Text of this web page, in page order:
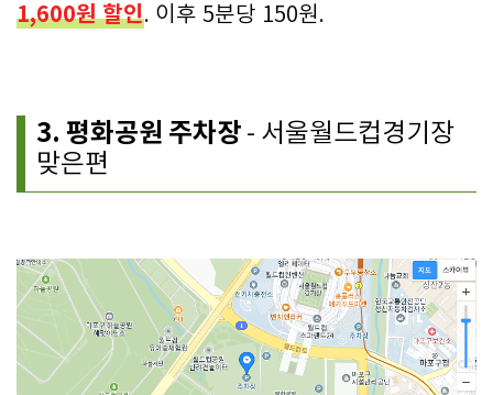
1,600원 할인. 이후 5분당 150원.
3. 평화공원 주차장 - 서울월드컵경기장
맞은편